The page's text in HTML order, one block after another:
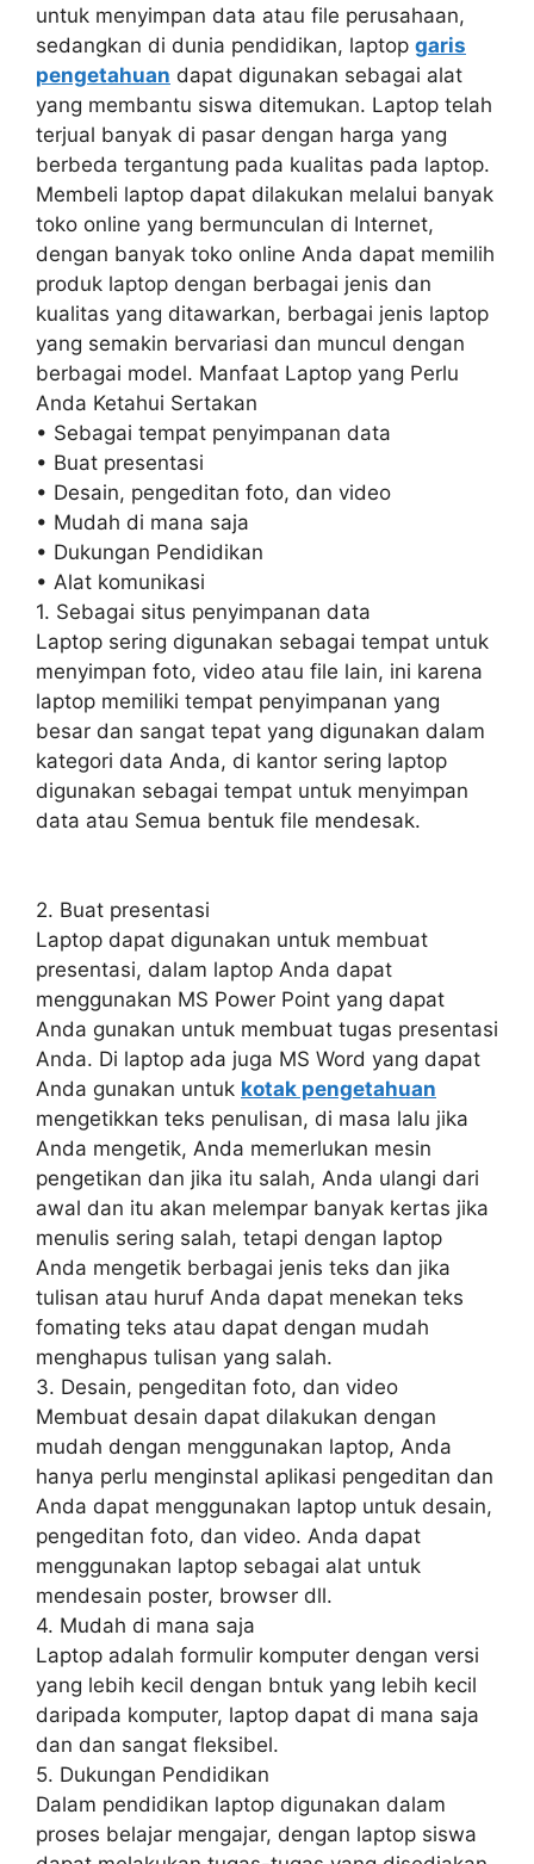
untuk menyimpan data atau file perusahaan,
sedangkan di dunia pendidikan, laptop garis
pengetahuan dapat digunakan sebagai alat
yang membantu siswa ditemukan. Laptop telah
terjual banyak di pasar dengan harga yang
berbeda tergantung pada kualitas pada laptop.
Membeli laptop dapat dilakukan melalui banyak
toko online yang bermunculan di Internet,
dengan banyak toko online Anda dapat memilih
produk laptop dengan berbagai jenis dan
kualitas yang ditawarkan, berbagai jenis laptop
yang semakin bervariasi dan muncul dengan
berbagai model. Manfaat Laptop yang Perlu
Anda Ketahui Sertakan
• Sebagai tempat penyimpanan data
• Buat presentasi
• Desain, pengeditan foto, dan video
• Mudah di mana saja
• Dukungan Pendidikan
• Alat komunikasi
1. Sebagai situs penyimpanan data
Laptop sering digunakan sebagai tempat untuk
menyimpan foto, video atau file lain, ini karena
laptop memiliki tempat penyimpanan yang
besar dan sangat tepat yang digunakan dalam
kategori data Anda, di kantor sering laptop
digunakan sebagai tempat untuk menyimpan
data atau Semua bentuk file mendesak.
2. Buat presentasi
Laptop dapat digunakan untuk membuat
presentasi, dalam laptop Anda dapat
menggunakan MS Power Point yang dapat
Anda gunakan untuk membuat tugas presentasi
Anda. Di laptop ada juga MS Word yang dapat
Anda gunakan untuk kotak pengetahuan
mengetikkan teks penulisan, di masa lalu jika
Anda mengetik, Anda memerlukan mesin
pengetikan dan jika itu salah, Anda ulangi dari
awal dan itu akan melempar banyak kertas jika
menulis sering salah, tetapi dengan laptop
Anda mengetik berbagai jenis teks dan jika
tulisan atau huruf Anda dapat menekan teks
fomating teks atau dapat dengan mudah
menghapus tulisan yang salah.
3. Desain, pengeditan foto, dan video
Membuat desain dapat dilakukan dengan
mudah dengan menggunakan laptop, Anda
hanya perlu menginstal aplikasi pengeditan dan
Anda dapat menggunakan laptop untuk desain,
pengeditan foto, dan video. Anda dapat
menggunakan laptop sebagai alat untuk
mendesain poster, browser dll.
4. Mudah di mana saja
Laptop adalah formulir komputer dengan versi
yang lebih kecil dengan bntuk yang lebih kecil
daripada komputer, laptop dapat di mana saja
dan dan sangat fleksibel.
5. Dukungan Pendidikan
Dalam pendidikan laptop digunakan dalam
proses belajar mengajar, dengan laptop siswa